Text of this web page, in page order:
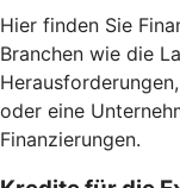
Hier finden Sie
Branchen wie die
oder eine
Finanzierungen.